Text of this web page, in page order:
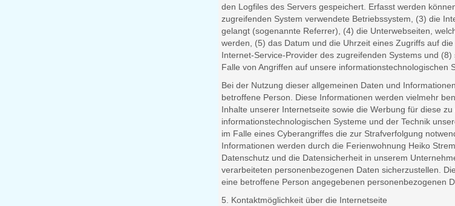
den Logfiles des Servers gespeichert. Erfasst werden
zugreifenden System verwendete Betriebssystem, (3) die
gelangt (sogenannte Referrer), (4) die Unterwebseiten,
werden, (5) das Datum und die Uhrzeit eines Zugriffs auf
Internet-Service-Provider des zugreifenden Systems und
Falle von Angriffen auf unsere informationstechnologischen
Bei der Nutzung dieser allgemeinen Daten und
betroffene Person. Diese Informationen werden vielmehr
Inhalte unserer Internetseite sowie die Werbung für diese
informationstechnologischen Systeme und der Technik
im Falle eines Cyberangriffes die zur Strafverfolgung
Informationen werden durch die Ferienwohnung Heiko
Datenschutz und die Datensicherheit in unserem
verarbeiteten personenbezogenen Daten sicherzustellen.
eine betroffene Person angegebenen personenbezogenen
5. Kontaktmöglichkeit über die Internetseite